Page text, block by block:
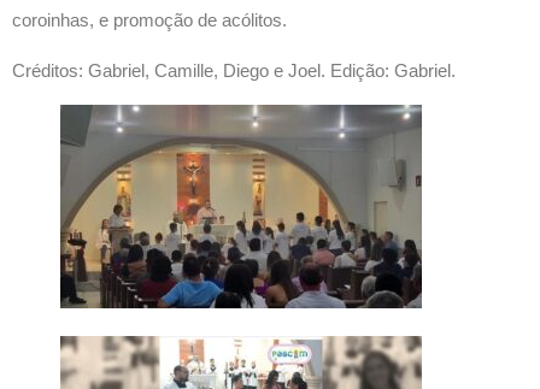
coroinhas, e promoção de acólitos.
Créditos: Gabriel, Camille, Diego e Joel. Edição: Gabriel.